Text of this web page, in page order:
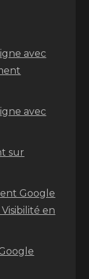
avec
avec
sur
Google
en